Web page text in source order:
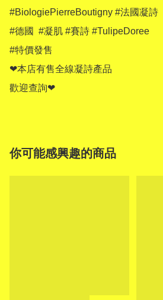
#BiologiePierreBoutigny #法國凝詩
#德國  #凝肌 #賽詩 #TulipeDoree
#特價發售
❤本店有售全線凝詩產品
你可能感興趣的商品